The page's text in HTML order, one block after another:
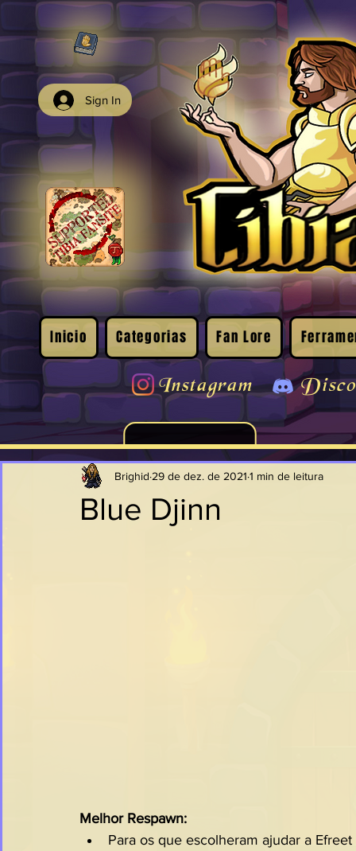
Sign In
Inicio Categorias Fan Lore
Instagram
Blue Djinn
Brighid 29 de dez. de 2021 1 min de leitura
Melhor Respawn:
Para os que escolheram ajudar a